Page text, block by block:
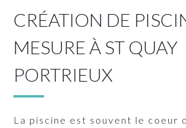
CRÉATION DE
MESURE À ST QUAY
PORTRIEUX
La piscine est souvent le coeur